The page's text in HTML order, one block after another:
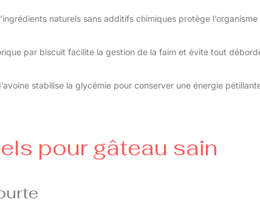
naturels sans additifs chimiques protège
par biscuit facilite la gestion de la faim et évite tout
stabilise la glycémie pour conserver une énergie
pour gâteau sain